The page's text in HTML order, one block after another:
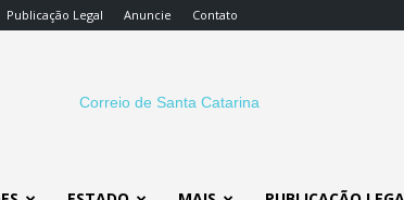
Publicação Legal Anuncie Contato